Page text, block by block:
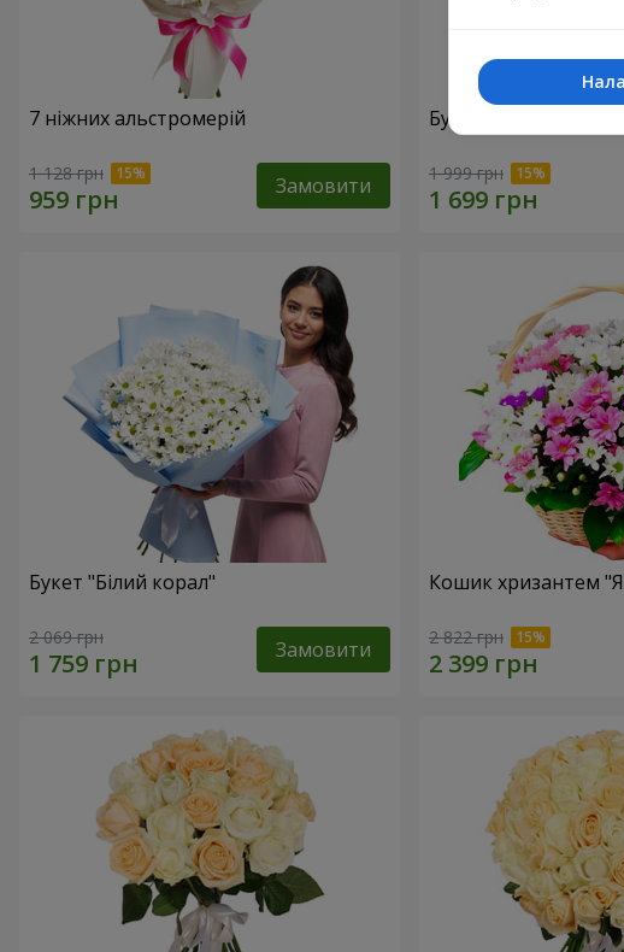
7 ніжних альстромерій
1 128 грн Замовити
Букет "Дотик
1 999 грн
Букет "Білий корал"
2 069 грн Замовити
Кошик хризантем
2 822 грн